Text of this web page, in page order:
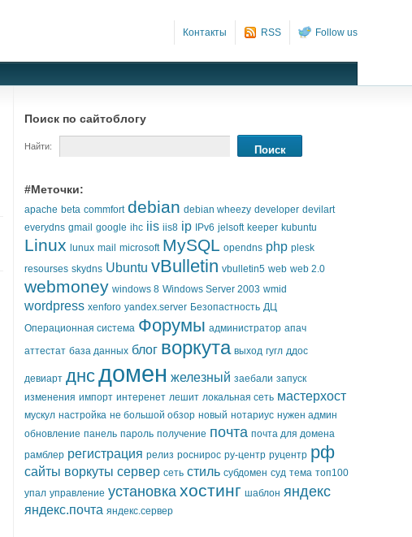
Контакты RSS Follow us
Поиск по сайтоблогу
Найти:
#Меточки:
apache beta commfort debian debian wheezy developer devilart
everydns gmail google ihc iis iis8 ip IPv6 jelsoft keeper kubuntu
Linux lunux mail microsoft MySQL opendns php plesk
resourses skydns Ubuntu vBulletin vbulletin5 web web 2.0
webmoney windows 8 Windows Server 2003 wmid
wordpress xenforo yandex.server Безопастность ДЦ
Операционная система Форумы администратор апач
аттестат база данных блог воркута выход гугл ддос
девиарт днсдомен железный заебали запуск
изменения импорт интеренет лешит локальная сеть мастерхост
мускул настройка не большой обзор новый нотариус нужен админ
обновление панель пароль получение почта почта для домена
рамблер регистрация релиз роснирос ру-центр руцентр рф
сайты воркуты сервер сеть стиль субдомен суд тема топ100
упал управление установка хостинг шаблон яндекс
яндекс.почта яндекс.сервер